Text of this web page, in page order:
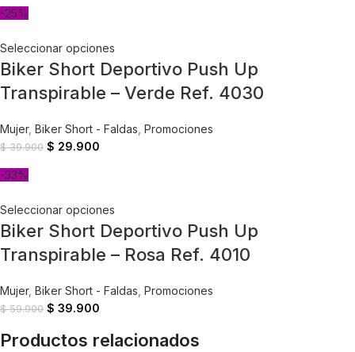
-25%
Seleccionar opciones
Biker Short Deportivo Push Up
Transpirable – Verde Ref. 4030
Mujer, Biker Short - Faldas Promociones
$39.900 $ 29.900
-33%
Seleccionar opciones
Biker Short Deportivo Push Up
Transpirable – Rosa Ref. 4010
Mujer, Biker Short - Faldas Promociones
$59.900 $ 39.900
Productos relacionados